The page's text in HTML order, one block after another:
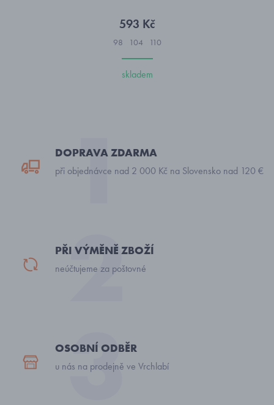
593 Kč
98 104 110
skladem
DOPRAVA ZDARMA
při objednávce nad 2 000 Kč na Slovensko nad 120 €
PŘI VÝMĚNĚ ZBOŽÍ
neúčtujeme za poštovné
OSOBNÍ ODBĚR
u nás na prodejně ve Vrchlabí